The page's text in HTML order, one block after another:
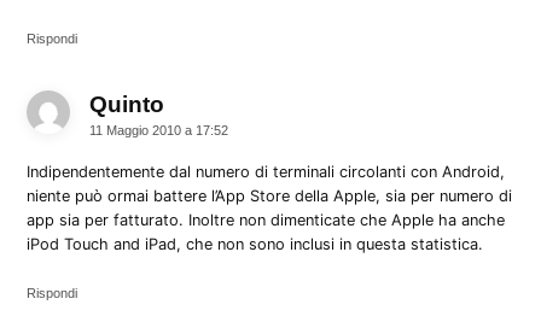
Rispondi
Quinto
11 Maggio 2010 a 17:52
Indipendentemente dal numero di terminali circolanti con Android,
niente può ormai battere l’App Store della Apple, sia per numero di
app sia per fatturato. Inoltre non dimenticate che Apple ha anche
iPod Touch and iPad, che non sono inclusi in questa statistica.
Rispondi